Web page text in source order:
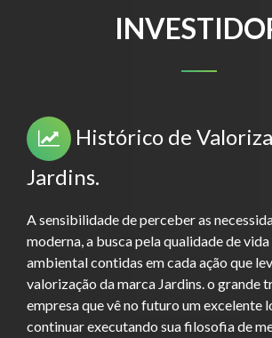
Histórico de
Jardins.
A sensibilidade de perceber as
moderna, a busca pela qualidade de
ambiental contidas em cada ação que
valorização da marca Jardins. o grande
empresa que vê no futuro um excelente
continuar executando sua filosofia de